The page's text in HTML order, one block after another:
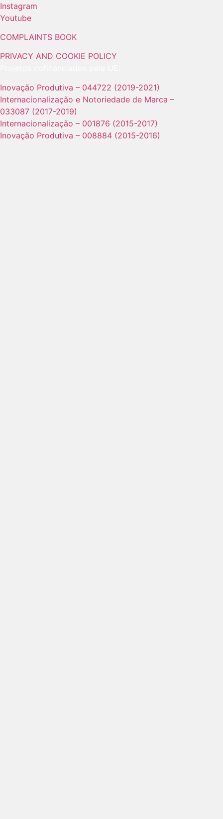
Instagram
Youtube
COMPLAINTS BOOK
PRIVACY AND COOKIE POLICY
Inovação Produtiva – 044722 (2019-2021)
Internacionalização e Notoriedade de Marca –
033087 (2017-2019)
Internacionalização – 001876 (2015-2017)
Inovação Produtiva – 008884 (2015-2016)